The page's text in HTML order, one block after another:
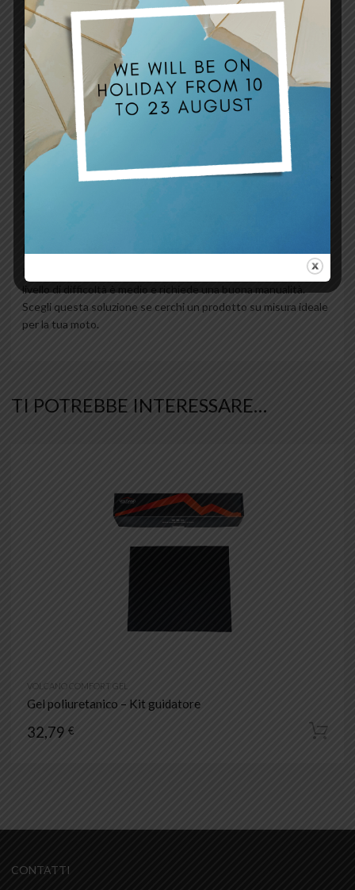
Il design integra laserature precise e stampe su vinile per uno
stile unico. Questo rivestimento sostituisce quello originale
fissandosi alla scocca con graffe metalliche. La procedura è
totalmente reversibile e permette di tornare alla
configurazione iniziale.
Cura del Prodotto
Per mantenere l'Alcantara perfetta, puliscila con una spazzola
morbida o un panno umido. Evita prodotti chimici aggressivi che
FAQ
Il montaggio richiede una graffatrice manuale o pneumatica. Il
livello di difficoltà è medio e richiede una buona manualità.
Scegli questa soluzione se cerchi un prodotto su misura ideale
per la tua moto.
TI POTREBBE INTERESSARE…
VOLCANO COMFORT GEL
Gel poliuretanico – Kit guidatore
32,79 €
CONTATTI